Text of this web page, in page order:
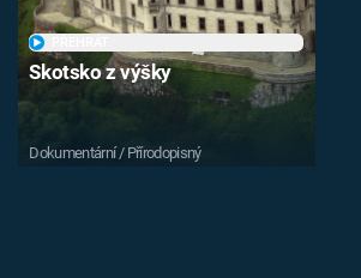
Skotsko z výšky
Dokumentární / Přírodopisný